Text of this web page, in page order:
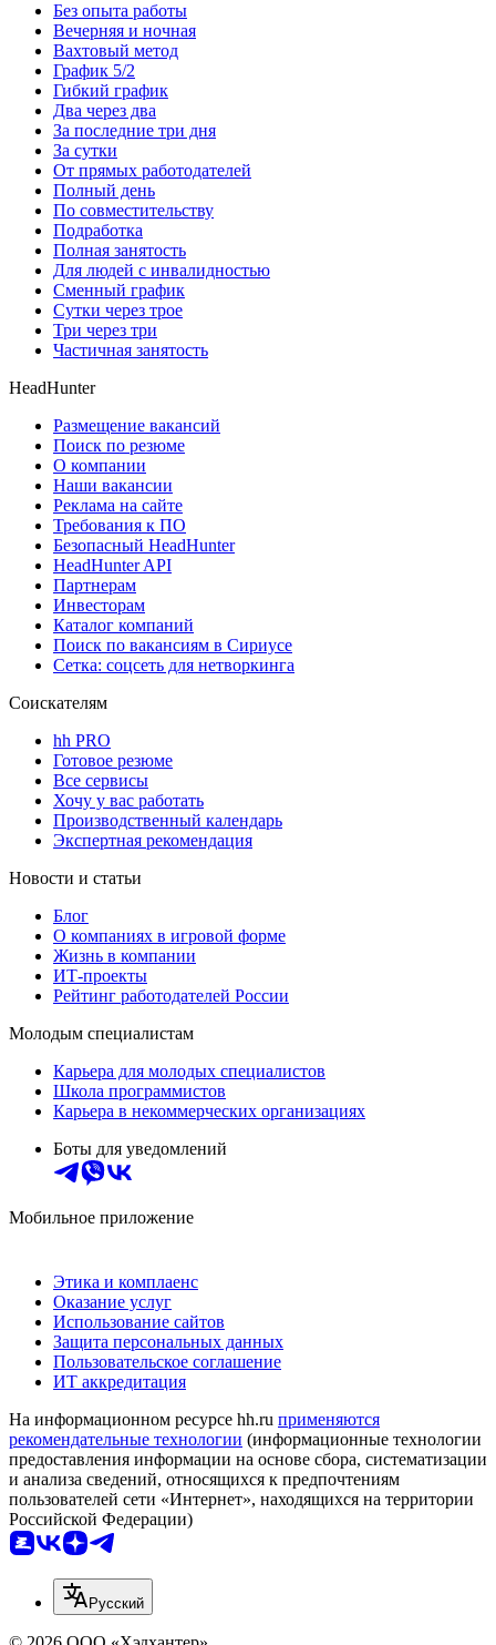
Без опыта работы
Вечерняя и ночная
Вахтовый метод
График 5/2
Гибкий график
Два через два
За последние три дня
За сутки
От прямых работодателей
Полный день
По совместительству
Подработка
Полная занятость
Для людей с инвалидностью
Сменный график
Сутки через трое
Три через три
Частичная занятость
HeadHunter
Размещение вакансий
Поиск по резюме
О компании
Наши вакансии
Реклама на сайте
Требования к ПО
Безопасный HeadHunter
HeadHunter API
Партнерам
Инвесторам
Каталог компаний
Поиск по вакансиям в Сириусе
Сетка: соцсеть для нетворкинга
Соискателям
hh PRO
Готовое резюме
Все сервисы
Хочу у вас работать
Производственный календарь
Экспертная рекомендация
Новости и статьи
Блог
О компаниях в игровой форме
Жизнь в компании
ИТ-проекты
Рейтинг работодателей России
Молодым специалистам
Карьера для молодых специалистов
Школа программистов
Карьера в некоммерческих организациях
Боты для уведомлений
Мобильное приложение
Этика и комплаенс
Оказание услуг
Использование сайтов
Защита персональных данных
Пользовательское соглашение
ИТ аккредитация
На информационном ресурсе hh.ru применяются
рекомендательные технологии (информационные технологии
предоставления информации на основе сбора, систематизации
и анализа сведений, относящихся к предпочтениям
пользователей сети «Интернет», находящихся на территории
Российской Федерации)
Русский